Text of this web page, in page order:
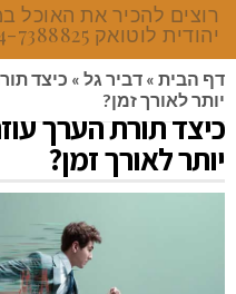
רוצים להכיר את האוכל
יהודית לוטואק 054-7388825.
דף הבית » דביר גל » כיצד
יותר לאורך זמן?
כיצד תורת הערך
יותר לאורך זמן?